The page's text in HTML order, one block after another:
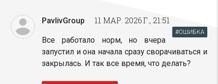
PavlivGroup 11 МАР. 2026 Г., 21:51
#ОШИБКА
Все работало норм, но вчера
запустил и она начала сразу сворачиваться и
закрылась. И так все время, что делать?